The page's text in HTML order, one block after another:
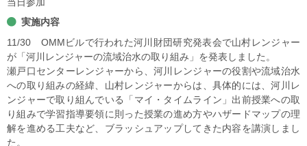
実施内容
11/30 OMMビルで行われた河川財団研究発表会で山村レンジャー
が「河川レンジャーの流域治水の取り組み」を発表しました。
瀬戸口センターレンジャーから、河川レンジャーの役割や流域治水
への取り組みの経緯、山村レンジャーからは、具体的には、河川レ
ンジャーで取り組んでいる「マイ・タイムライン」出前授業への取
り組みで学習指導要領に則った授業の進め方やハザードマップの理
解を進める工夫など、ブラッシュアップしてきた内容を講演しまし
た。